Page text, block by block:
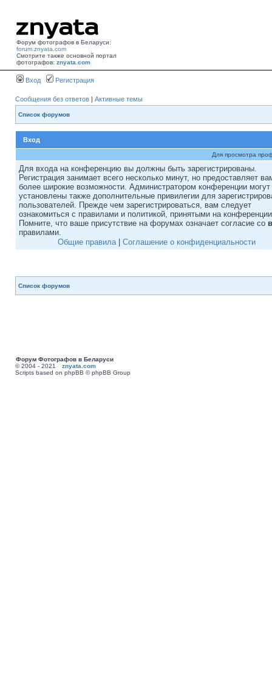
Форум фотографов в Беларуси:
forum.znyata.com
Смотрите также основной портал
фотографов: znyata.com
Вход Регистрация
Сообщения без ответов | Активные темы
Список форумов
Вход
Для просмотра
Для входа на конференцию вы должны быть зарегистрированы.
Регистрация занимает всего несколько минут, но предоставляет
более широкие возможности. Администратором конференции
установлены также дополнительные привилегии для
пользователей. Прежде чем зарегистрироваться, вам следует
ознакомиться с правилами и политикой, принятыми на
Помните, что ваше присутствие на форумах означает согласие со
правилами.
Общие правила| Соглашение о конфиденциальности
Список форумов
Форум Фотографов в Беларуси
© 2004 - 2021 znyata.com
Scripts based on phpBB © phpBB Group